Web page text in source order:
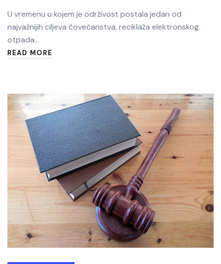
U vremenu u kojem je održivost postala jedan od
najvažnijih ciljeva čovečanstva, reciklaža elektronskog
otpada…
READ MORE